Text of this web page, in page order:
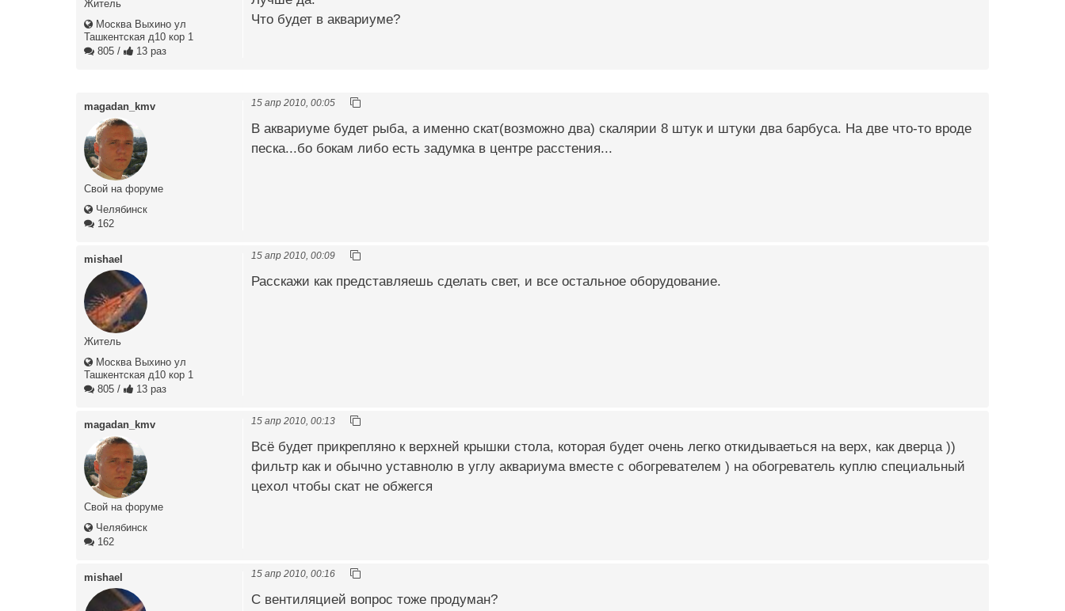
Житель
Москва Выхино ул
Ташкентская д10 кор 1
805 / 13 раз
Что будет в аквариуме?
magadan_kmv
Свой на форуме
Челябинск
162
15 апр 2010, 00:05
В аквариуме будет рыба, а именно скат(возможно два) скалярии 8 штук и штуки два барбуса. На две что-то вроде
песка...бо бокам либо есть задумка в центре расстения...
mishael
Житель
Москва Выхино ул
Ташкентская д10 кор 1
805 / 13 раз
15 апр 2010, 00:09
Расскажи как представляешь сделать свет, и все остальное оборудование.
magadan_kmv
Свой на форуме
Челябинск
162
15 апр 2010, 00:13
Всё будет прикрепляно к верхней крышки стола, которая будет очень легко откидываеться на верх, как дверца ))
фильтр как и обычно уставнолю в углу аквариума вместе с обогревателем ) на обогреватель куплю специальный
цехол чтобы скат не обжегся
mishael 15 апр 2010, 00:16
С вентиляцией вопрос тоже продуман?